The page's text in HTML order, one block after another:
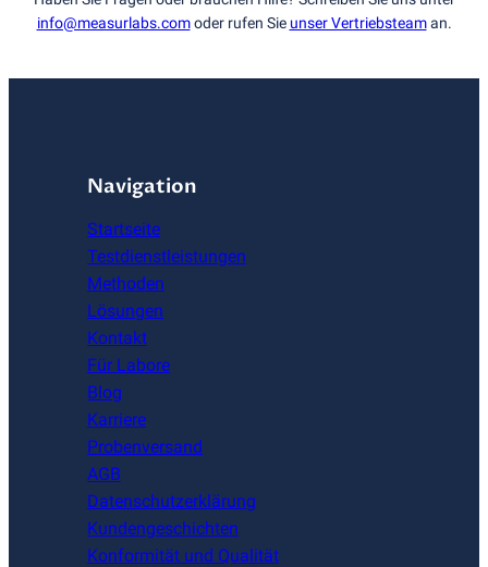
info@measurlabs.comoder rufen Sie unser Vertriebsteaman.
Navigation
Startseite
Testdienstleistungen
Methoden
Lösungen
Kontakt
Für Labore
Blog
Karriere
Probenversand
AGB
Datenschutzerklärung
Kundengeschichten
Konformität und Qualität